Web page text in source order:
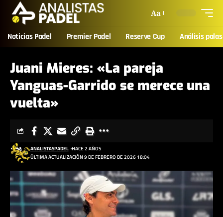
Aa
Noticias Padel Premier Padel Reserve Cup Análisis palas
Juani Mieres: «La pareja
Yanguas-Garrido se merece una
vuelta»
ÚLTIMA ACTUALIZACIÓN 9 DE FEBRERO DE 2026 18:04
ANALISTASPADEL HACE 2 AÑOS